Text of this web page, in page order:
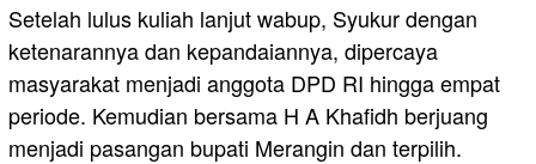
Setelah lulus kuliah lanjut wabup, Syukur dengan
ketenarannya dan kepandaiannya, dipercaya
masyarakat menjadi anggota DPD RI hingga empat
periode. Kemudian bersama H A Khafidh berjuang
menjadi pasangan bupati Merangin dan terpilih.